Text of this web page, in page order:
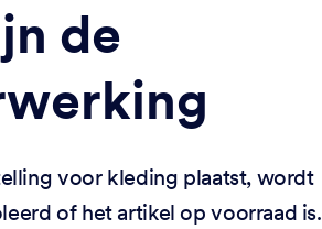
de
voor kleding plaatst, wordt
of het artikel op voorraad is.